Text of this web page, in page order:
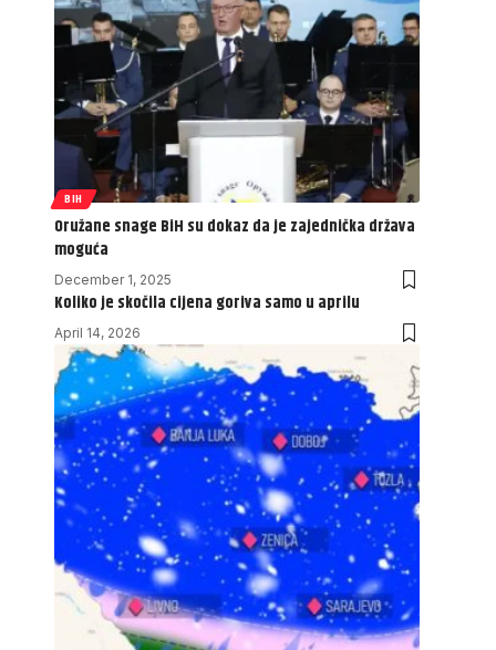
BIH
Oružane snage BiH su dokaz da je zajednička država
moguća
December 1, 2025
Koliko je skočila cijena goriva samo u aprilu
April 14, 2026